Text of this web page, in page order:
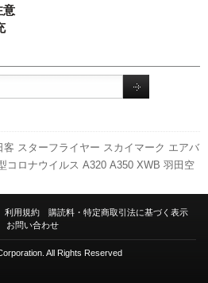
意
客 スターフライヤー スカイマーク エアバ
コロナウイルス A320 A350 XWB 羽田空
787 セントレア ボーイング 福岡空港 全
利用規約
購読料・特定商取引法に基づく表示
お問い合わせ
All Rights Reserved